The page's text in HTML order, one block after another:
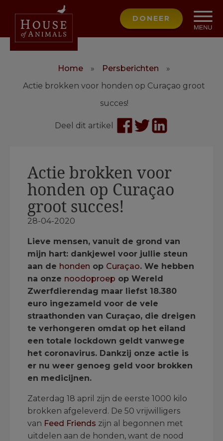
DONEER
Home » Persberichten
»
Actie brokken voor honden op Curaçao groot
succes!
Deel dit artikel
Actie brokken voor
honden op Curaçao
groot succes!
28-04-2020
Lieve mensen, vanuit de grond van
mijn hart: dankjewel voor jullie steun
aan de honden op Curaçao. We hebben
na onze noodoproep op Wereld
Zwerfdierendag maar liefst 18.380
euro ingezameld voor de vele
straathonden van Curaçao, die dreigen
te verhongeren omdat op het eiland
een totale lockdown geldt vanwege
het coronavirus. Dankzij onze actie is
er nu weer genoeg geld voor brokken
en medicijnen.
Zaterdag 18 april zijn de eerste 1000 kilo
brokken afgeleverd. De 50 vrijwilligers
van Feed Friends zijn al begonnen met
uitdelen aan de honden, want de nood